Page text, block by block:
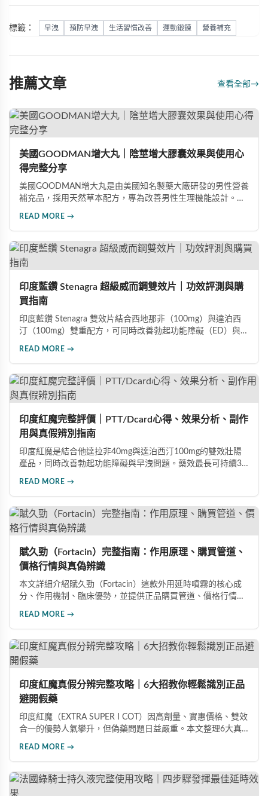
標籤： 早洩 預防早洩 生活習慣改善 運動鍛鍊 營養補充
推薦文章 查看全部→
美國GOODMAN增大丸｜陰莖增大膠囊效果與使用心
得完整分享
美國GOODMAN增大丸是由美國知名製藥大廠研發的男性營養
補充品，採用天然草本配方，專為改善男性生理機能設計。根
READ MORE →
印度藍鑽 Stenagra 超級威而鋼雙效片｜功效評測與購
買指南
印度藍鑽 Stenagra 雙效片結合西地那非（100mg）與達泊西
汀（100mg）雙重配方，可同時改善勃起功能障礙（ED）與早
高的男性保健品選擇。
READ MORE →
印度紅魔完整評價｜PTT/Dcard心得、效果分析、副作
用與真假辨別指南
印度紅魔是結合他達拉非40mg與達泊西汀100mg的雙效壯陽
產品，同時改善勃起功能障礙與早洩問題。藥效最長可持續36
READ MORE →
賦久勁（Fortacin）完整指南：作用原理、購買管道、
價格行情與真偽辨識
本文詳細介紹賦久勁（Fortacin）這款外用延時噴霧的核心成
分、作用機制、臨床優勢，並提供正品購買管道、價格行情比
READ MORE →
印度紅魔真假分辨完整攻略｜6大招教你輕鬆識別正品
避開假藥
印度紅魔（EXTRA SUPER I COT）因高劑量、實惠價格、雙效
合一的優勢人氣攀升，但偽藥問題日益嚴重。本文整理6大真
READ MORE →